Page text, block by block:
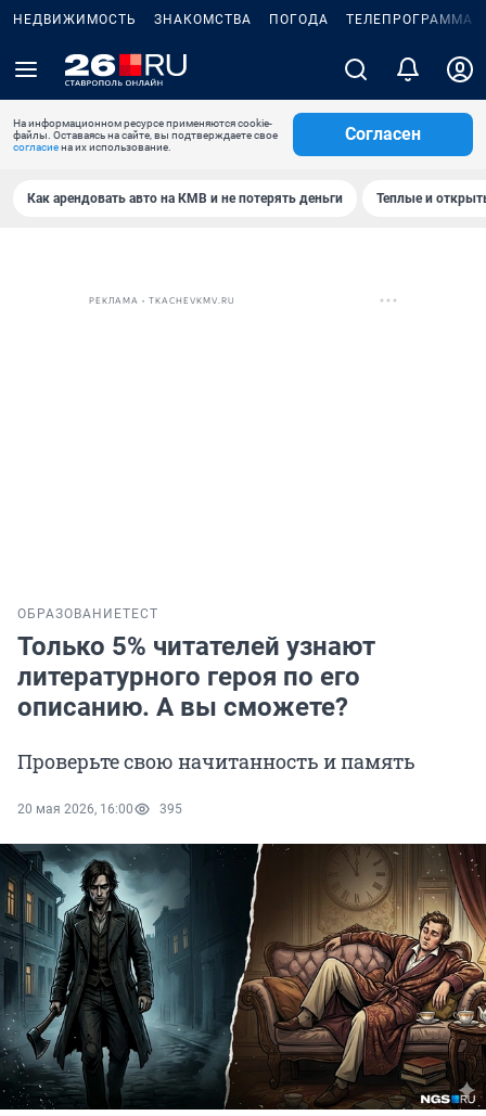
НЕДВИЖИМОСТЬ ЗНАКОМСТВА ПОГОДА ТЕЛЕПРОГРАММА
На информационном ресурсе применяются cookie-
файлы. Оставаясь на сайте, вы подтверждаете свое
согласиена их использование.
Согласен
Как арендовать авто на КМВ и не потерять деньги Теплые и
РЕКЛАМА • TKACHEVKMV.RU
ОБРАЗОВАНИЕТЕСТ
Только 5% читателей узнают
литературного героя по его
описанию. А вы сможете?
Проверьте свою начитанность и память
20 мая 2026, 16:00 395